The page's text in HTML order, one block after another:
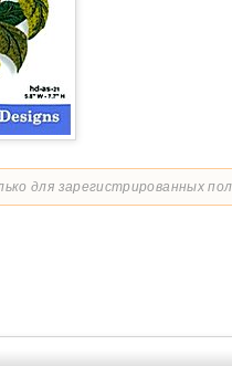
для зарегистрированных